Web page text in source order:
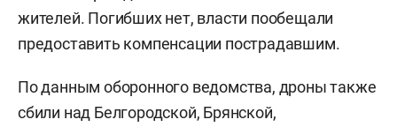
жителей. Погибших нет, власти пообещали
предоставить компенсации пострадавшим.
По данным оборонного ведомства, дроны также
сбили над Белгородской, Брянской,